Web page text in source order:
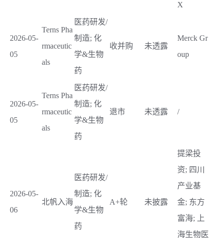
X
2026-05-
05
Terns Pha
rmaceutic
als
医药研发/
制造; 化
学&生物
药
收并购 未透露
Merck Gr
oup
2026-05-
05
Terns Pha
rmaceutic
als
医药研发/
制造; 化
学&生物
药
退市 未透露 /
2026-05-
06
北帆入海
医药研发/
制造; 化
学&生物
药
A+轮 未披露
提梁投
资; 四川
产业基
金; 东方
富海; 上
海生物医